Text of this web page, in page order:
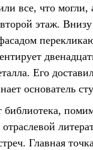
все, что
этаж.
Его
основатель
отраслевой
Главная